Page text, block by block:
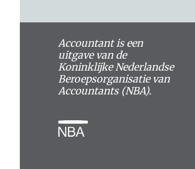
Accountant is een
uitgave van de
Koninklijke Nederlandse
Beroepsorganisatie van
Accountants (NBA).